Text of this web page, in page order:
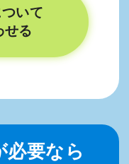
いて
せる
必要なら